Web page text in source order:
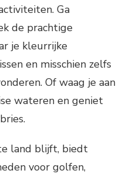
Ga
de prachtige
je kleurrijke
en misschien zelfs
Of waag je aan
wateren en geniet
land blijft, biedt
voor golfen,